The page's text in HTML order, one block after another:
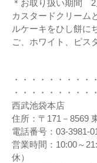
＊お取り扱い期間 2
カスタードクリーム
ルケーキをひし餅に
ご、ホワイト、ピス
・・・・・・・・・
・・・・・・・・・
西武池袋本店
住所：〒171－8569
電話番号：03-3981-
営業時間：10:00～
休）